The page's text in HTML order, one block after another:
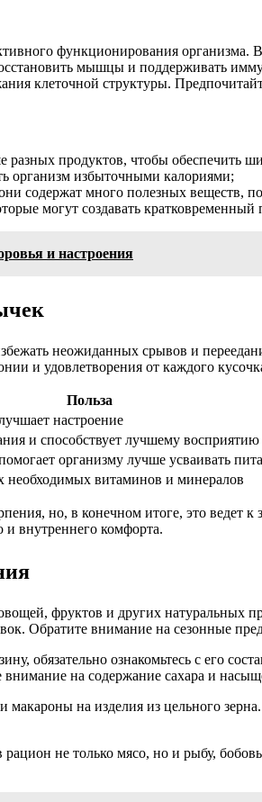
функционирования
мышцы и поддерживать
клеточной структуры.
разных продуктов, чтобы обеспечить
организм избыточными калориями;
содержат много полезных веществ,
могут создавать
и настроения
неожиданных срывов и
и удовлетворения от каждого
Польза
настроение
и способствует лучшему восприятию
организму лучше усваивать
необходимых витаминов и минералов
но, в конечном итоге, это ведет
и внутреннего комфорта.
фруктов и других натуральных
Обратите внимание на сезонные
обязательно ознакомьтесь с его
на содержание сахара и
макароны на изделия из цельного
не только мясо, но и рыбу,